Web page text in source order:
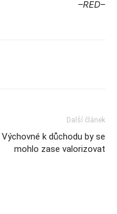
–RED–
Další článek
Výchovné k důchodu by se
mohlo zase valorizovat